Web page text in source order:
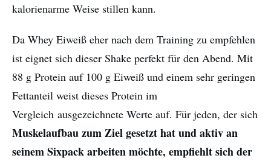
kalorienarme Weise stillen kann.
Da Whey Eiweiß eher nach dem Training zu empfehlen
ist eignet sich dieser Shake perfekt für den Abend. Mit
88 g Protein auf 100 g Eiweiß und einem sehr geringen
Fettanteil weist dieses Protein im
Vergleich ausgezeichnete Werte auf. Für jeden, der sich
Muskelaufbau zum Ziel gesetzt hat und aktiv an
seinem Sixpack arbeiten möchte, empfiehlt sich der